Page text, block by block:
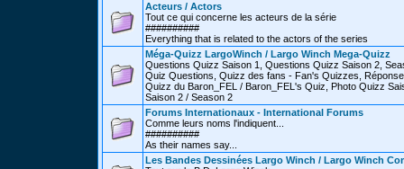
Acteurs / Actors
Tout ce qui concerne les acteurs de la série
##########
Everything that is related to the actors of the series
Méga-Quizz LargoWinch / Largo Winch Mega-Quizz
Questions Quizz Saison 1, Questions Quizz Saison 2,
Quiz Questions, Quizz des fans - Fan's Quizzes,
Quizz du Baron_FEL / Baron_FEL's Quiz, Photo Quizz
Saison 2 / Season 2
Forums Internationaux - International Forums
Comme leurs noms l'indiquent...
##########
As their names say...
Les Bandes Dessinées Largo Winch / Largo Winch